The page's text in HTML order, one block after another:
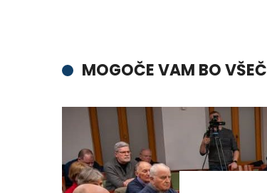
MOGOČE VAM BO VŠEČ